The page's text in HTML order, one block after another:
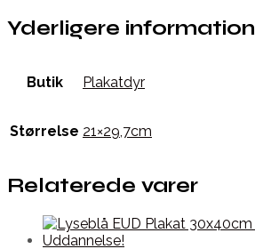
Yderligere information
Butik Plakatdyr
Størrelse 21×29,7cm
Relaterede varer